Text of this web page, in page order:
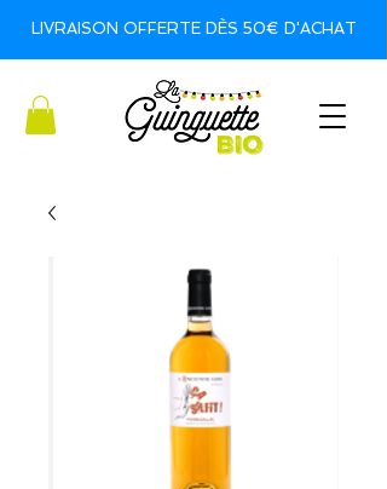
LIVRAISON OFFERTE DÈS 50€ D'ACHAT